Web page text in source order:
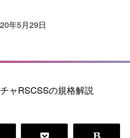
年5月29日
ャRSCSSの規格解説